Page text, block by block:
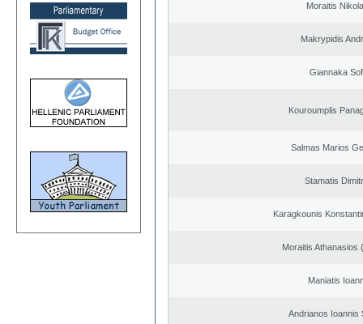
Moraitis
Makrypidis
Giannaka
Kouroumplis
Salmas Marios
Stamatis
Karagkounis
Moraitis Athanasios
Maniatis
Andrianos Ioannis